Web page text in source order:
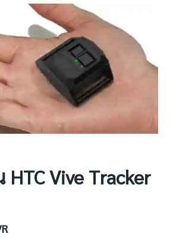
HTC Vive Tracker